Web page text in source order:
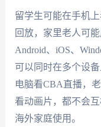
留学生可能在手机
回放，家里老人可能
Android、iOS、
可以同时在多个设
电脑看CBA直播，
看动画片，都不会
海外家庭使用。